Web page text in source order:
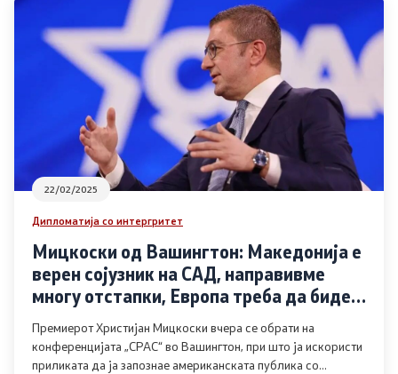
Канцеларија на Претседателот на Владата
Заменици на Претседателот на Владата
Состав на Владата
Министерства
СОЗР
Комисии
Органи во состав
Генерален Секретаријат
22/02/2025
Дипломатија со интергритет
Мицкоски од Вашингтон: Македонија е
верен сојузник на САД, направивме
многу отстапки, Европа треба да биде
принципиелна наместо со двојни
стандарди
Премиерот Христијан Мицкоски вчера се обрати на
конференцијата „CPAC“ во Вашингтон, при што ја искористи
приликата да ја запознае американската публика со